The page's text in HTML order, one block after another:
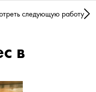
следующую работу
в